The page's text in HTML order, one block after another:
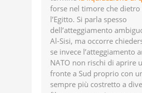
forse nel timore che dietro
l’Egitto. Si parla spesso
dell’atteggiamento
Al-Sisi, ma occorre
se invece l’atteggiamento
NATO non rischi di aprire
fronte a Sud proprio con
sempre più costretto a